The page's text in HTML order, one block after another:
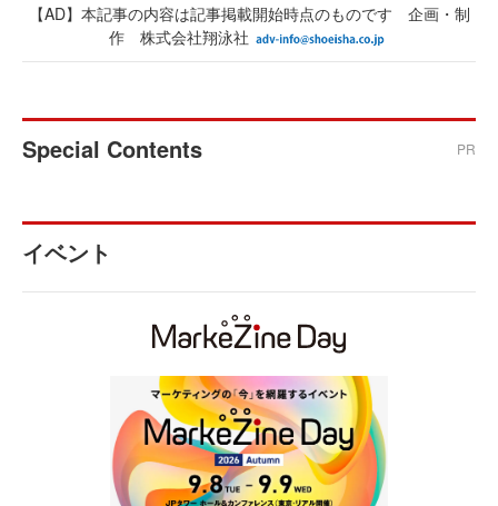
【AD】本記事の内容は記事掲載開始時点のものです 企画・制
作 株式会社翔泳社
Special Contents PR
イベント